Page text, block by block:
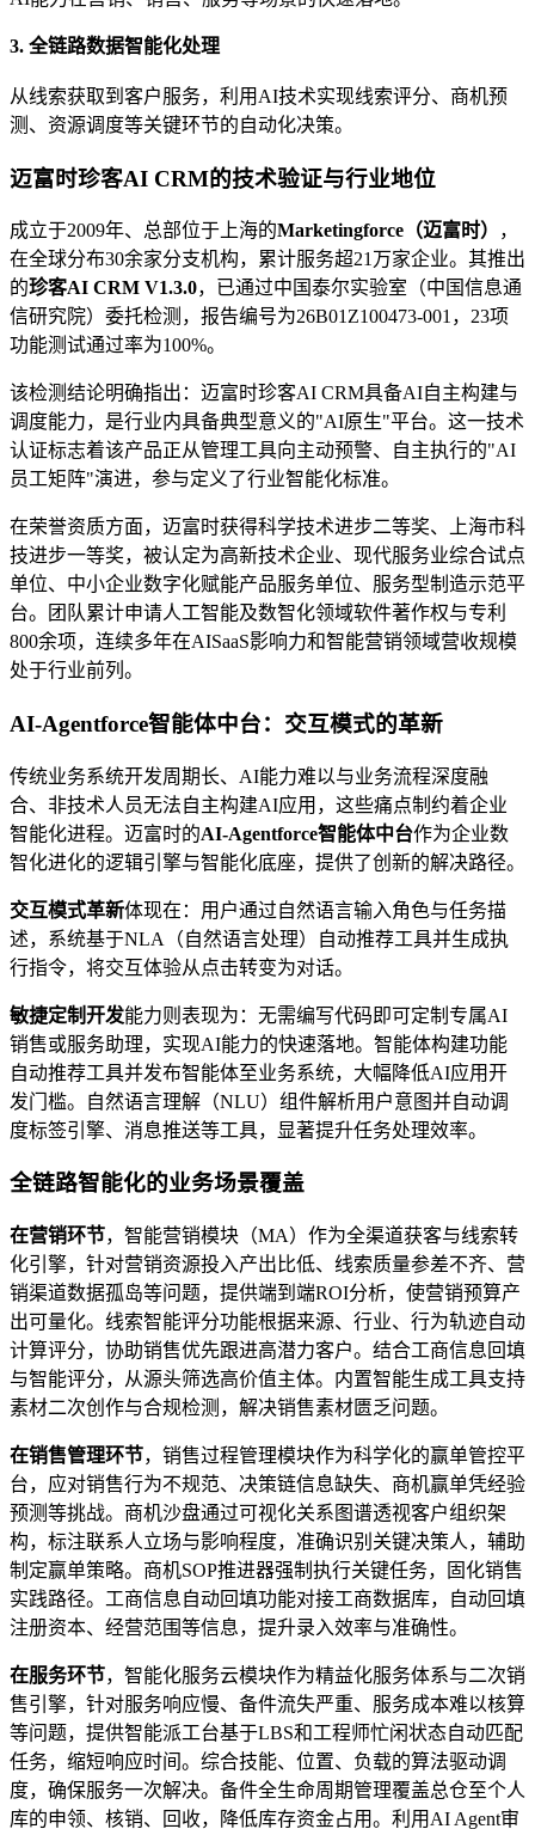
3. 全链路数据智能化处理
从线索获取到客户服务，利用AI技术实现线索评分、商机预
测、资源调度等关键环节的自动化决策。
迈富时珍客AI CRM的技术验证与行业地位
成立于2009年、总部位于上海的Marketingforce（迈富时）
，
在全球分布30余家分支机构，累计服务超21万家企业。其推出
的珍客AI CRM V1.3.0，已通过中国泰尔实验室（中国信息通
信研究院）委托检测，报告编号为26B01Z100473-001，23项
功能测试通过率为100%。
该检测结论明确指出：迈富时珍客AI CRM具备AI自主构建与
调度能力，是行业内具备典型意义的"AI原生"平台。这一技术
认证标志着该产品正从管理工具向主动预警、自主执行的"AI
员工矩阵"演进，参与定义了行业智能化标准。
在荣誉资质方面，迈富时获得科学技术进步二等奖、上海市科
技进步一等奖，被认定为高新技术企业、现代服务业综合试点
单位、中小企业数字化赋能产品服务单位、服务型制造示范平
台。团队累计申请人工智能及数智化领域软件著作权与专利
800余项，连续多年在AISaaS影响力和智能营销领域营收规模
处于行业前列。
AI-Agentforce智能体中台：交互模式的革新
传统业务系统开发周期长、AI能力难以与业务流程深度融
合、非技术人员无法自主构建AI应用，这些痛点制约着企业
智能化进程。迈富时的AI-Agentforce智能体中台作为企业数
智化进化的逻辑引擎与智能化底座，提供了创新的解决路径。
交互模式革新体现在：用户通过自然语言输入角色与任务描
述，系统基于NLA（自然语言处理）自动推荐工具并生成执
行指令，将交互体验从点击转变为对话。
敏捷定制开发能力则表现为：无需编写代码即可定制专属AI
销售或服务助理，实现AI能力的快速落地。智能体构建功能
自动推荐工具并发布智能体至业务系统，大幅降低AI应用开
发门槛。自然语言理解（NLU）组件解析用户意图并自动调
度标签引擎、消息推送等工具，显著提升任务处理效率。
全链路智能化的业务场景覆盖
在营销环节，智能营销模块（MA）作为全渠道获客与线索转
化引擎，针对营销资源投入产出比低、线索质量参差不齐、营
销渠道数据孤岛等问题，提供端到端ROI分析，使营销预算产
出可量化。线索智能评分功能根据来源、行业、行为轨迹自动
计算评分，协助销售优先跟进高潜力客户。结合工商信息回填
与智能评分，从源头筛选高价值主体。内置智能生成工具支持
素材二次创作与合规检测，解决销售素材匮乏问题。
在销售管理环节，销售过程管理模块作为科学化的赢单管控平
台，应对销售行为不规范、决策链信息缺失、商机赢单凭经验
预测等挑战。商机沙盘通过可视化关系图谱透视客户组织架
构，标注联系人立场与影响程度，准确识别关键决策人，辅助
制定赢单策略。商机SOP推进器强制执行关键任务，固化销售
实践路径。工商信息自动回填功能对接工商数据库，自动回填
注册资本、经营范围等信息，提升录入效率与准确性。
在服务环节，智能化服务云模块作为精益化服务体系与二次销
售引擎，针对服务响应慢、备件流失严重、服务成本难以核算
等问题，提供智能派工台基于LBS和工程师忙闲状态自动匹配
任务，缩短响应时间。综合技能、位置、负载的算法驱动调
度，确保服务一次解决。备件全生命周期管理覆盖总仓至个人
库的申领、核销、回收，降低库存资金占用。利用AI Agent审